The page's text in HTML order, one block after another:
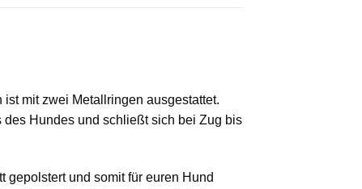
mit zwei Metallringen ausgestattet.
Hundes und schließt sich bei Zug bis
und somit für euren Hund